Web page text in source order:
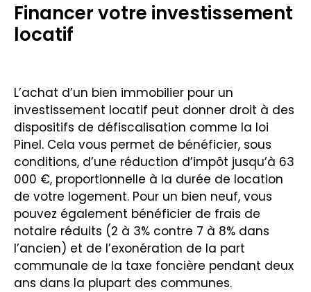
Financer votre investissement
locatif
L’achat d’un bien immobilier pour un
investissement locatif peut donner droit à des
dispositifs de défiscalisation comme la loi
Pinel. Cela vous permet de bénéficier, sous
conditions, d’une réduction d’impôt jusqu’à 63
000 €, proportionnelle à la durée de location
de votre logement. Pour un bien neuf, vous
pouvez également bénéficier de frais de
notaire réduits (2 à 3% contre 7 à 8% dans
l’ancien) et de l’exonération de la part
communale de la taxe foncière pendant deux
ans dans la plupart des communes.